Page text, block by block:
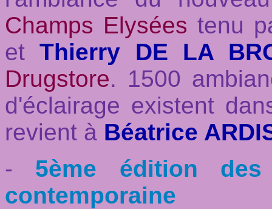
Champs Elysées tenu
etThierry DE LA
Drugstore. 1500
d'éclairage existent
revient à Béatrice
- 5ème édition
contemporaine